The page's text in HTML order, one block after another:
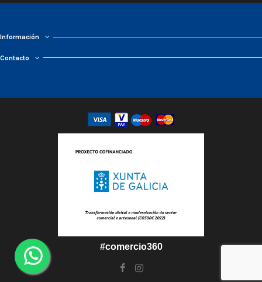
Información
Contacto
#comercio360